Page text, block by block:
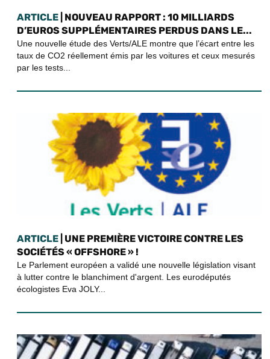
ARTICLE | NOUVEAU RAPPORT : 10 MILLIARDS
D’EUROS SUPPLÉMENTAIRES PERDUS DANS LE...
Une nouvelle étude des Verts/ALE montre que l’écart entre les
taux de CO2 réellement émis par les voitures et ceux mesurés
par les tests...
ARTICLE | UNE PREMIÈRE VICTOIRE CONTRE LES
SOCIÉTÉS « OFFSHORE » !
Le Parlement européen a validé une nouvelle législation visant
à lutter contre le blanchiment d'argent. Les eurodéputés
écologistes Eva JOLY...